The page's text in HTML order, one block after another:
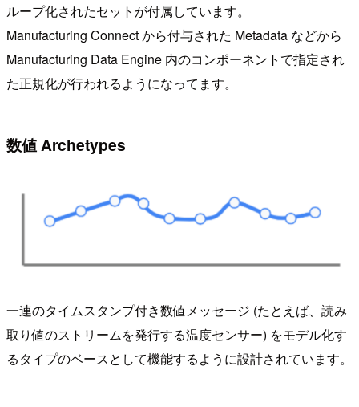
ループ化されたセットが付属しています。
Manufacturing Connect から付与された Metadata などから
Manufacturing Data Engine 内のコンポーネントで指定され
た正規化が行われるようになってます。
数値 Archetypes
一連のタイムスタンプ付き数値メッセージ (たとえば、読み
取り値のストリームを発行する温度センサー) をモデル化す
るタイプのベースとして機能するように設計されています。